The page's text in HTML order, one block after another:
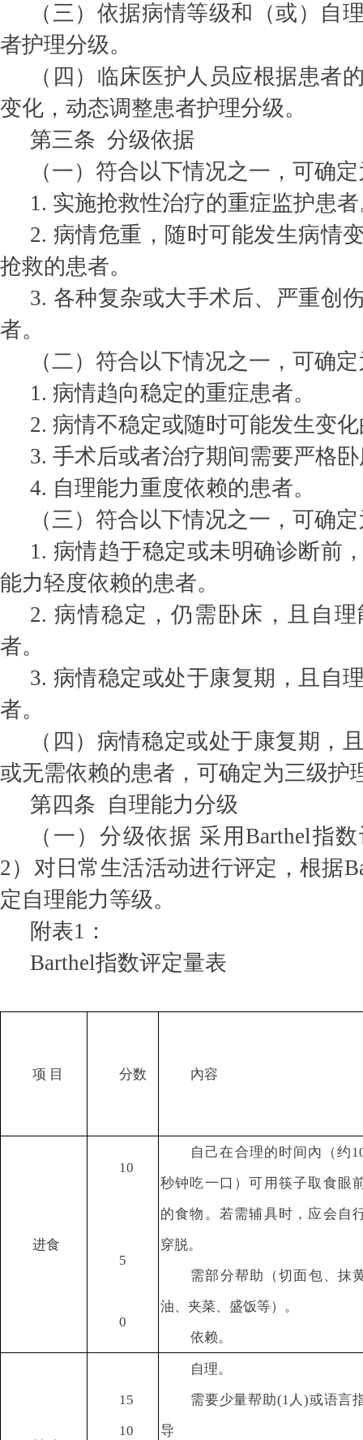
（三）依据病情等级和（或）自
者护理分级。
（四）临床医护人员应根据患者
变化，动态调整患者护理分级。
第三条 分级依据
（一）符合以下情况之一，可确
1. 实施抢救性治疗的重症监护患
2. 病情危重，随时可能发生病情
抢救的患者。
3. 各种复杂或大手术后、严重创
者。
（二）符合以下情况之一，可确
1. 病情趋向稳定的重症患者。
2. 病情不稳定或随时可能发生变
3. 手术后或者治疗期间需要严格
4. 自理能力重度依赖的患者。
（三）符合以下情况之一，可确
1. 病情趋于稳定或未明确诊断前
能力轻度依赖的患者。
2. 病情稳定，仍需卧床，且自
者。
3. 病情稳定或处于康复期，且自
者。
（四）病情稳定或处于康复期，
或无需依赖的患者，可确定为三级护
第四条 自理能力分级
（一）分级依据 采用Barthel指
2）对日常生活活动进行评定，根据
定自理能力等级。
附表1：
Barthel指数评定量表
项 目 分数 內容
进食
10
5
0
自己在合理的时间內（约
秒钟吃一口）可用筷子取食眼
的食物。若需辅具时，应会自
穿脱。
需部分帮助（切面包、抹
油、夹菜、盛饭等）。
依赖。
15
10
自理。
需要少量帮助(1人)或语言
导